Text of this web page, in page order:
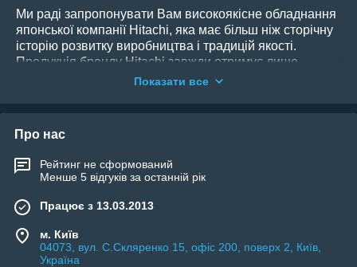
Ми раді запропонувати Вам високоякісне обладнання
японської компанії Hitachi, яка має більш ніж сторічну
історію розвитку виробництва і традицій якості.
Продукція бренду Hitachi завжди отримує лише
найвищі оцінки користувачів і є еталоном бездоганної
підприємство з українськими і іноземними
Hitachi Industrial Equipment Systems Co Ltd.
Наші основні види діяльності:
Продаж перетворювачів частоти марки
Продаж вільно програмованих контролерів
маркиHITACHI
Показати все
Про нас
Рейтинг не сформований
Менше 5 відгуків за останній рік
Працює з 13.03.2013
м. Київ
04073, вул. C.Скляренко 15, офіс 200, поверх 2, Київ,
Україна